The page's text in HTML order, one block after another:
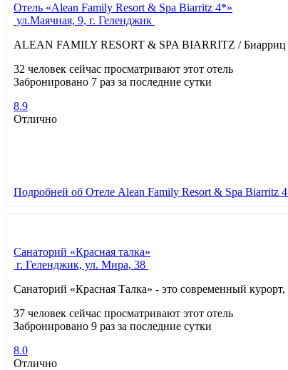
Отель «Alean Family Resort & Spa Biarritz 4*»
ул.Маячная, 9, г. Геленджик
ALEAN FAMILY RESORT & SPA BIARRITZ / Биарриц
32 человек сейчас просматривают этот отель
Забронировано 7 раз за последние сутки
8.9
Отлично
Подробней об Отеле Alean Family Resort & Spa Biarritz
Санаторий «Красная талка»
г. Геленджик, ул. Мира, 38
Санаторий «Красная Талка» - это современный
37 человек сейчас просматривают этот отель
Забронировано 9 раз за последние сутки
8.0
Отлично